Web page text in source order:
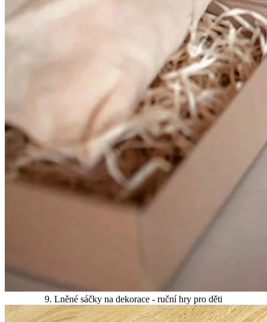
9. Lněné sáčky na dekorace - ruční hry pro děti